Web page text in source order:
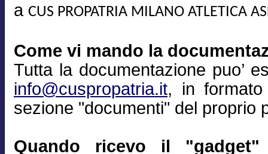
a CUS PROPATRIA MILANO ATLETICA
Come vi mando la
Tutta la documentazione puo’
info@cuspropatria.it, in formato
sezione "documenti" del proprio
Quando ricevo il